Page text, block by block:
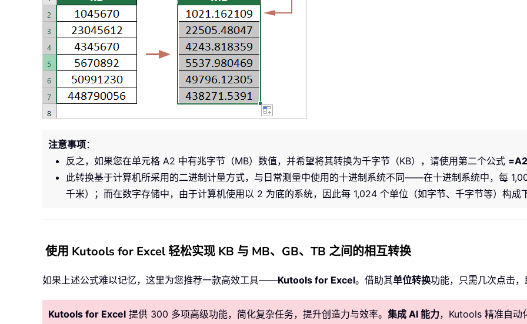
注意事项：
反之，如果您在单元格 A2 中有兆字节（MB）数值，并希望将其转换为千字节（KB），请使用第二个公式
此转换基于计算机所采用的二进制计量方式，与日常测量中使用的十进制系统不同——在十进制系统中，每
千米）；而在数字存储中，由于计算机使用以 2 为底的系统，因此每 1,024 个单位（如字节、千字节等）构成
使用 Kutools for Excel 轻松实现 KB 与 MB、GB、TB 之间的相互转换
如果上述公式难以记忆，这里为您推荐一款高效工具——Kutools for Excel。借助其单位转换功能，只需几次点击，
Kutools for Excel 提供 300 多项高级功能，简化复杂任务，提升创造力与效率。 集成 AI 能力，Kutools 精准自动